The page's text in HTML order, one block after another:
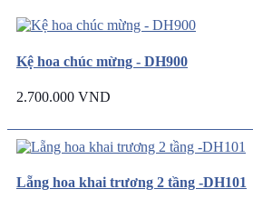
Kệ hoa chúc mừng - DH900
2.700.000 VND
Lẵng hoa khai trương 2 tầng -DH101